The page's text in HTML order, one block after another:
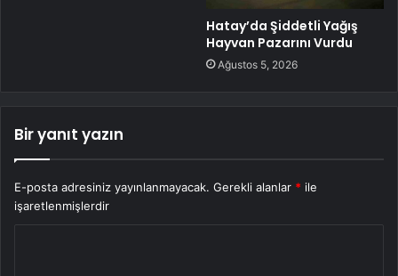
Hatay’da Şiddetli Yağış
Hayvan Pazarını Vurdu
Ağustos 5, 2026
Bir yanıt yazın
E-posta adresiniz yayınlanmayacak. Gerekli alanlar * ile
işaretlenmişlerdir